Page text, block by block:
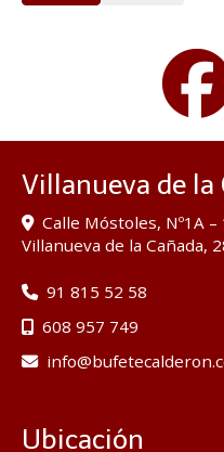
Villanueva de la
Calle Móstoles, Nº1A –
Villanueva de la Cañada,
91 815 52 58
608 957 749
info
Ubicación